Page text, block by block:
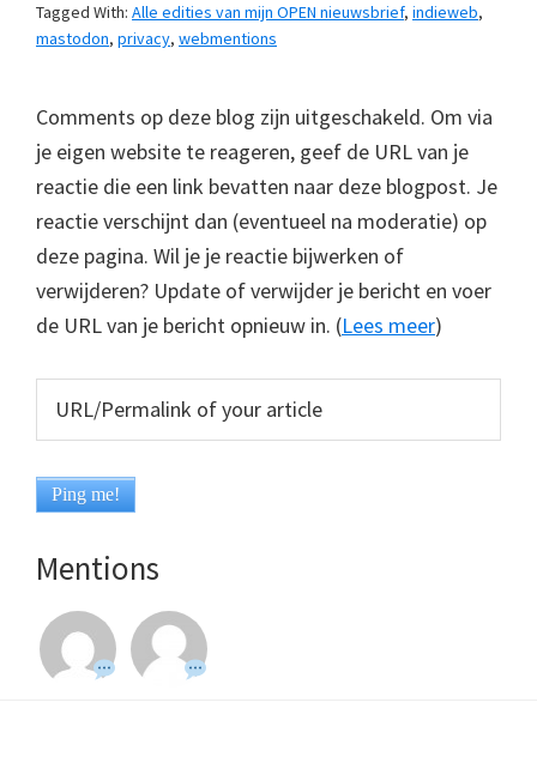
Tagged With: Alle edities van mijn OPEN nieuwsbrief, indieweb,
mastodon, privacy, webmentions
Comments op deze blog zijn uitgeschakeld. Om via
je eigen website te reageren, geef de URL van je
reactie die een link bevatten naar deze blogpost. Je
reactie verschijnt dan (eventueel na moderatie) op
deze pagina. Wil je je reactie bijwerken of
verwijderen? Update of verwijder je bericht en voer
de URL van je bericht opnieuw in. (Lees meer)
Mentions